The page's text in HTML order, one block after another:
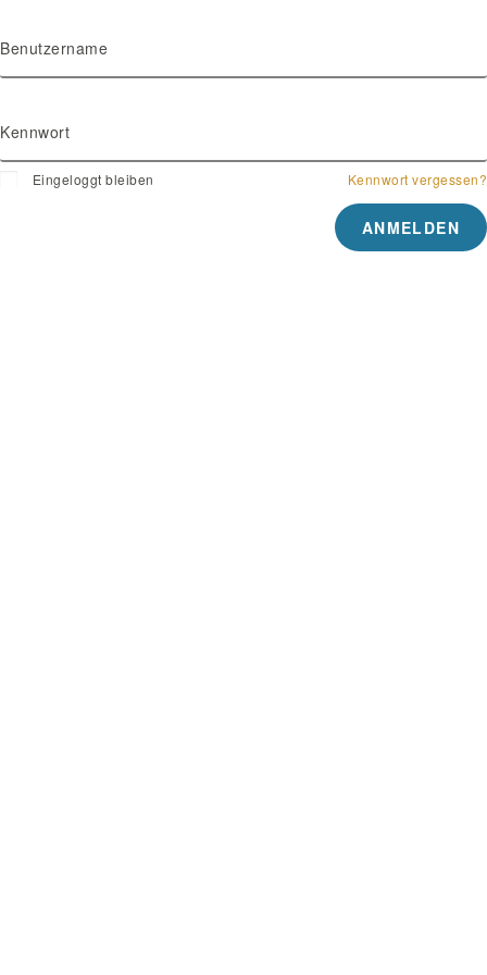
Benutzername
Kennwort
Eingeloggt bleiben Kennwort vergessen?